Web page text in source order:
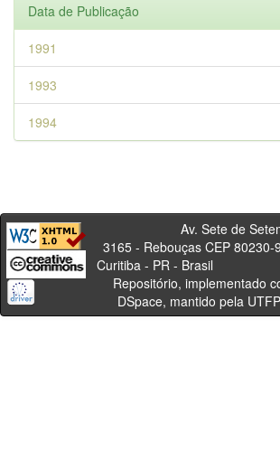
Data de Publicação
1991
1993
1994
Av. Sete de
3165 - Rebouças CEP 80230-
Curitiba - PR -
Repositório, implementado
DSpace, mantido pela